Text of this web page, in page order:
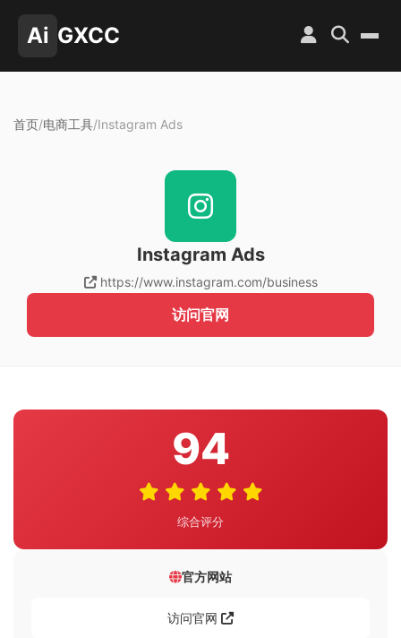
Ai GXCC
首页/电商工具/Instagram Ads
Instagram Ads
https://www.instagram.com/business
访问官网
94
综合评分
官方网站
访问官网